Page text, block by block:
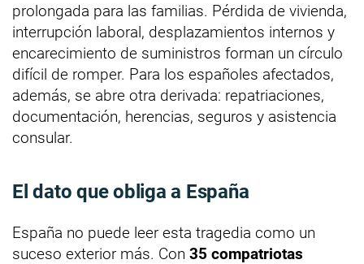
prolongada para las familias. Pérdida de vivienda,
interrupción laboral, desplazamientos internos y
encarecimiento de suministros forman un círculo
difícil de romper. Para los españoles afectados,
además, se abre otra derivada: repatriaciones,
documentación, herencias, seguros y asistencia
consular.
El dato que obliga a España
España no puede leer esta tragedia como un
suceso exterior más. Con 35 compatriotas